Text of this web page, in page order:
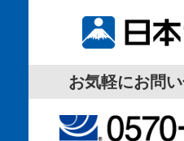
お気軽にお問